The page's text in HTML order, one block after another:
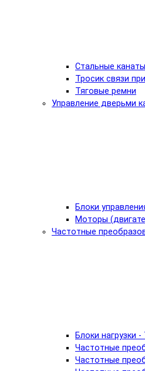
Стальные канаты
Тросик связи
Тяговые ремни
Управление дверьми
Блоки
Моторы
Частотные
Блоки нагрузки
Частотные
Частотные